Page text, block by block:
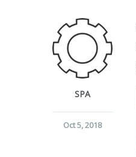
SPA
Oct 5, 2018